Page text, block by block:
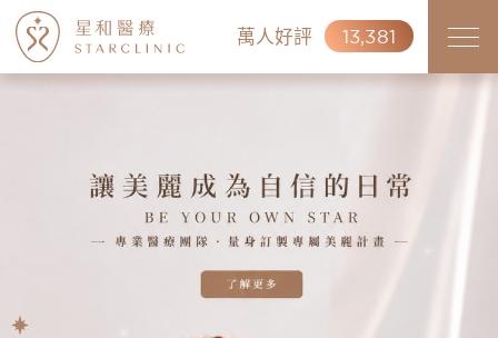
萬人好評 13,381